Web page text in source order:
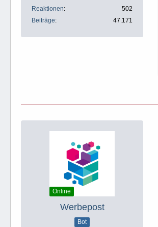
Reaktionen
502
Beiträge
47.171
Online
Werbepost
Bot